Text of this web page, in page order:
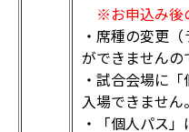
※お申込み後
・席種の変更
ができませんの
・試合会場に
入場できません。
・「個人パス